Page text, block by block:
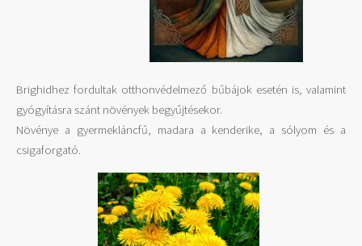
Brighidhez fordultak otthonvédelmező bűbájok esetén is, valamint
gyógyításra szánt növények begyűjtésekor.
Növénye a gyermekláncfű, madara a kenderike, a sólyom és a
csigaforgató.